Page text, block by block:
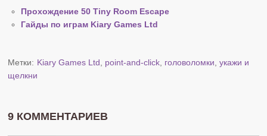
Прохождение 50 Tiny Room Escape
Гайды по играм Kiary Games Ltd
Метки: Kiary Games Ltd, point-and-click, головоломки,укажи и
щелкни
9 КОММЕНТАРИЕВ